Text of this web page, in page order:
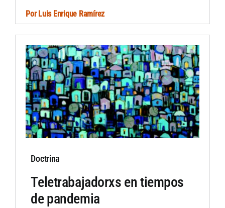
Por Luis Enrique Ramírez
Doctrina
Teletrabajadorxs en tiempos
de pandemia